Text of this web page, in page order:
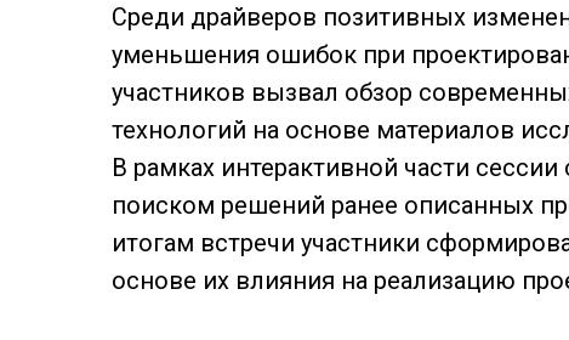
Среди драйверов позитивных
уменьшения ошибок при
участников вызвал обзор
технологий на основе материалов
В рамках интерактивной части
поиском решений ранее описанных
итогам встречи участники
основе их влияния на реализацию